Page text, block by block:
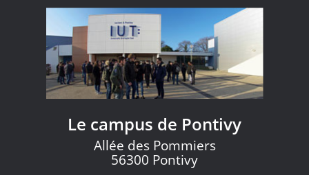
Le campus de Pontivy
Allée des Pommiers
56300 Pontivy